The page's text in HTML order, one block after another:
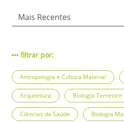
filtrar por:
Antropologia e Cultura Material
Arquitetura Biologia Terrestre
Ciências da Saúde Biologia